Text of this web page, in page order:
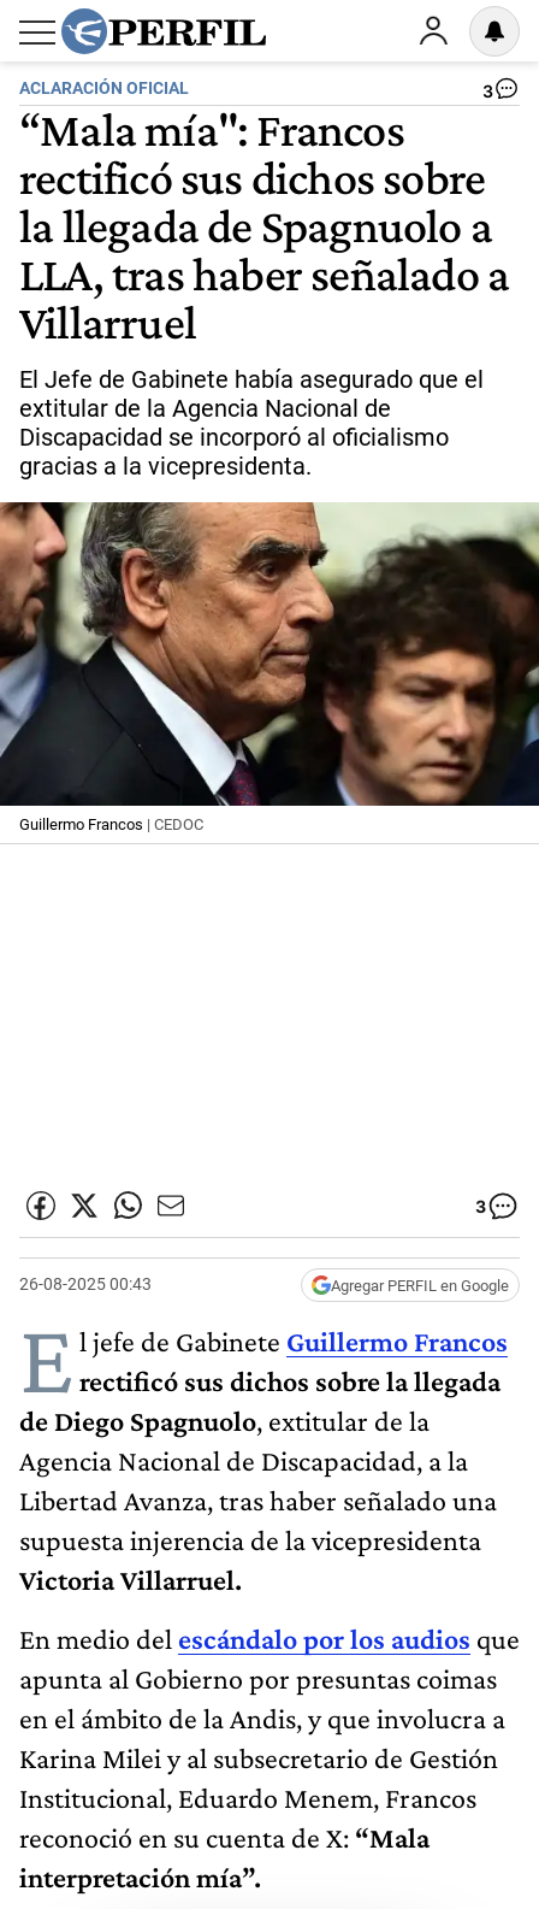
ACLARACIÓN OFICIAL 3
“Mala mía": Francos
rectificó sus dichos sobre
la llegada de Spagnuolo a
LLA, tras haber señalado a
Villarruel
El Jefe de Gabinete había asegurado que el
extitular de la Agencia Nacional de
Discapacidad se incorporó al oficialismo
gracias a la vicepresidenta.
Guillermo Francos | CEDOC
3
26-08-2025 00:43 Agregar PERFIL en Google
E l jefe de Gabinete Guillermo Francos
rectificó sus dichos sobre la llegada
de Diego Spagnuolo, extitular de la
Agencia Nacional de Discapacidad, a la
Libertad Avanza, tras haber señalado una
supuesta injerencia de la vicepresidenta
Victoria Villarruel.
En medio del escándalo por los audios que
apunta al Gobierno por presuntas coimas
en el ámbito de la Andis, y que involucra a
Karina Milei y al subsecretario de Gestión
Institucional, Eduardo Menem, Francos
reconoció en su cuenta de X: “Mala
interpretación mía”.